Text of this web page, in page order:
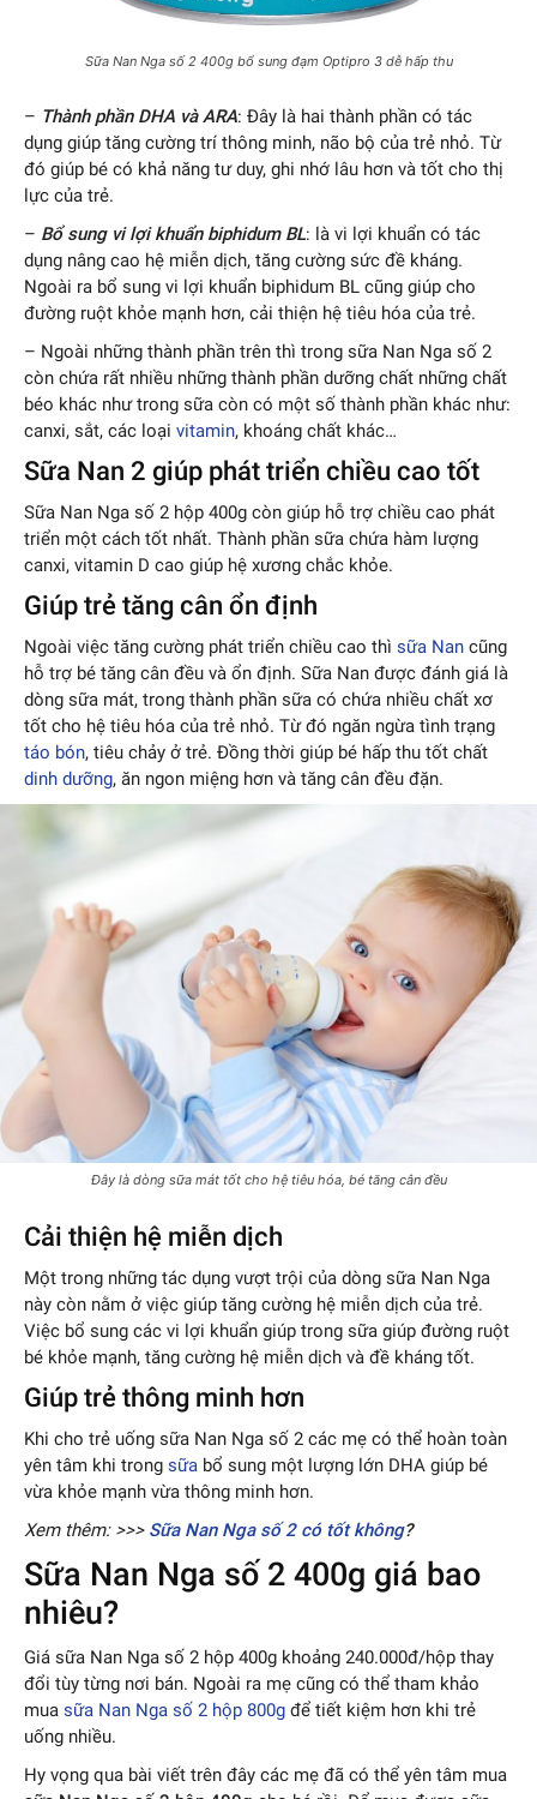
Sữa Nan Nga số 2 400g bổ sung đạm Optipro 3 dễ hấp thu
– Thành phần DHA và ARA: Đây là hai thành phần có tác
dụng giúp tăng cường trí thông minh, não bộ của trẻ nhỏ. Từ
đó giúp bé có khả năng tư duy, ghi nhớ lâu hơn và tốt cho thị
lực của trẻ.
– Bổ sung vi lợi khuẩn biphidum BL: là vi lợi khuẩn có tác
dụng nâng cao hệ miễn dịch, tăng cường sức đề kháng.
Ngoài ra bổ sung vi lợi khuẩn biphidum BL cũng giúp cho
đường ruột khỏe mạnh hơn, cải thiện hệ tiêu hóa của trẻ.
– Ngoài những thành phần trên thì trong sữa Nan Nga số 2
còn chứa rất nhiều những thành phần dưỡng chất những chất
béo khác như trong sữa còn có một số thành phần khác như:
canxi, sắt, các loại vitamin, khoáng chất khác…
Sữa Nan 2 giúp phát triển chiều cao tốt
Sữa Nan Nga số 2 hộp 400g còn giúp hỗ trợ chiều cao phát
triển một cách tốt nhất. Thành phần sữa chứa hàm lượng
canxi, vitamin D cao giúp hệ xương chắc khỏe.
Giúp trẻ tăng cân ổn định
Ngoài việc tăng cường phát triển chiều cao thì sữa Nan cũng
hỗ trợ bé tăng cân đều và ổn định. Sữa Nan được đánh giá là
dòng sữa mát, trong thành phần sữa có chứa nhiều chất xơ
tốt cho hệ tiêu hóa của trẻ nhỏ. Từ đó ngăn ngừa tình trạng
táo bón, tiêu chảy ở trẻ. Đồng thời giúp bé hấp thu tốt chất
dinh dưỡng, ăn ngon miệng hơn và tăng cân đều đặn.
Đây là dòng sữa mát tốt cho hệ tiêu hóa, bé tăng cân đều
Cải thiện hệ miễn dịch
Một trong những tác dụng vượt trội của dòng sữa Nan Nga
này còn nằm ở việc giúp tăng cường hệ miễn dịch của trẻ.
Việc bổ sung các vi lợi khuẩn giúp trong sữa giúp đường ruột
bé khỏe mạnh, tăng cường hệ miễn dịch và đề kháng tốt.
Giúp trẻ thông minh hơn
Khi cho trẻ uống sữa Nan Nga số 2 các mẹ có thể hoàn toàn
yên tâm khi trong sữa bổ sung một lượng lớn DHA giúp bé
vừa khỏe mạnh vừa thông minh hơn.
Xem thêm: >>> Sữa Nan Nga số 2 có tốt không?
Sữa Nan Nga số 2 400g giá bao
nhiêu?
Giá sữa Nan Nga số 2 hộp 400g khoảng 240.000đ/hộp thay
đổi tùy từng nơi bán. Ngoài ra mẹ cũng có thể tham khảo
mua sữa Nan Nga số 2 hộp 800g để tiết kiệm hơn khi trẻ
uống nhiều.
Hy vọng qua bài viết trên đây các mẹ đã có thể yên tâm mua